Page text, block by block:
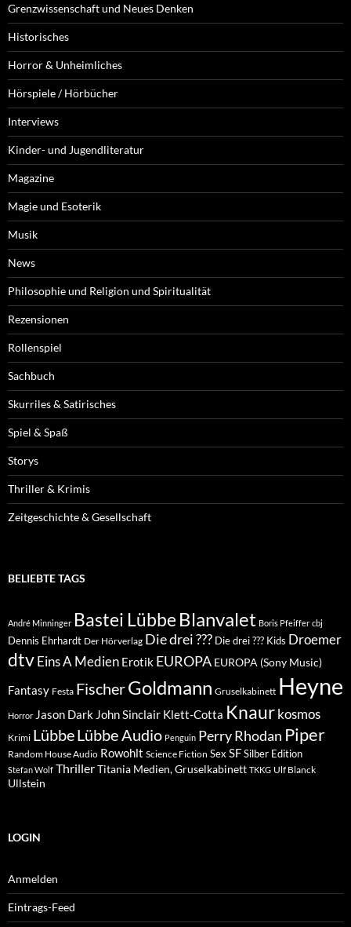
Grenzwissenschaft und Neues Denken
Historisches
Horror & Unheimliches
Hörspiele / Hörbücher
Interviews
Kinder- und Jugendliteratur
Magazine
Magie und Esoterik
Musik
News
Philosophie und Religion und Spiritualität
Rezensionen
Rollenspiel
Sachbuch
Skurriles & Satirisches
Spiel & Spaß
Storys
Thriller & Krimis
Zeitgeschichte & Gesellschaft
BELIEBTE TAGS
André Minninger Bastei Lübbe Blanvalet Boris Pfeiffer cbj
Dennis Ehrhardt Der Hörverlag Die drei ??? Die drei ??? Kids Droemer
dtvEins A Medien Erotik EUROPA EUROPA (Sony Music)
Fantasy Festa FischerGoldmann Gruselkabinett Heyne
Horror Jason Dark John Sinclair Klett-Cotta Knaur kosmos
Krimi LübbeLübbe Audio Penguin Perry Rhodan Piper
Random House Audio Rowohlt Science Fiction Sex SFSilber Edition
Stefan Wolf ThrillerTitania Medien, Gruselkabinett TKKG Ulf Blanck
Ullstein
LOGIN
Anmelden
Eintrags-Feed